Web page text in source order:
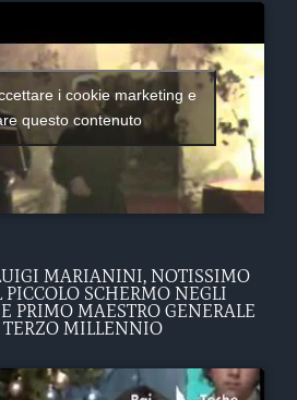
i cookie marketing e
questo contenuto
MARIANINI, NOTISSIMO
PICCOLO SCHERMO NEGLI
PRIMO MAESTRO GENERALE
MILLENNIO